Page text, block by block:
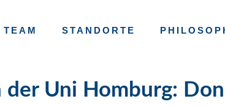
TEAM STANDORTE
Uni Homburg: